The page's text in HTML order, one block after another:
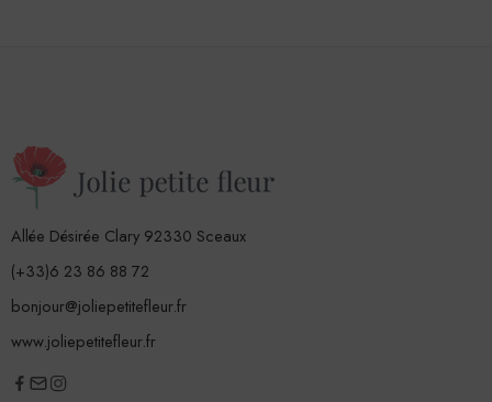
Allée Désirée Clary 92330 Sceaux
(+33)6 23 86 88 72
bonjour@joliepetitefleur.fr
www.joliepetitefleur.fr